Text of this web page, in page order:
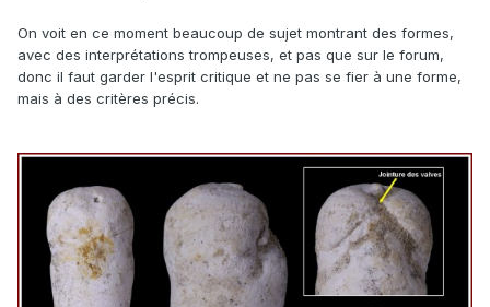
On voit en ce moment beaucoup de sujet montrant des formes,
avec des interprétations trompeuses, et pas que sur le forum,
donc il faut garder l'esprit critique et ne pas se fier à une forme,
mais à des critères précis.